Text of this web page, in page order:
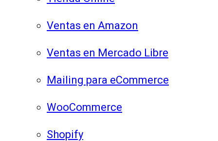
Ventas en Amazon
Ventas en Mercado Libre
Mailing para eCommerce
WooCommerce
Shopify